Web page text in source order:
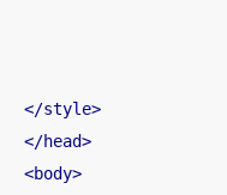
</style>
</head>
<body>